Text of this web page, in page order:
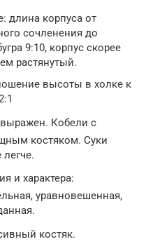
длина корпуса от
сочленения до
9:10, корпус скорее
растянутый.
высоты в холке к
Кобели с
костяком. Суки
и характера:
уравновешенная,
костяк.